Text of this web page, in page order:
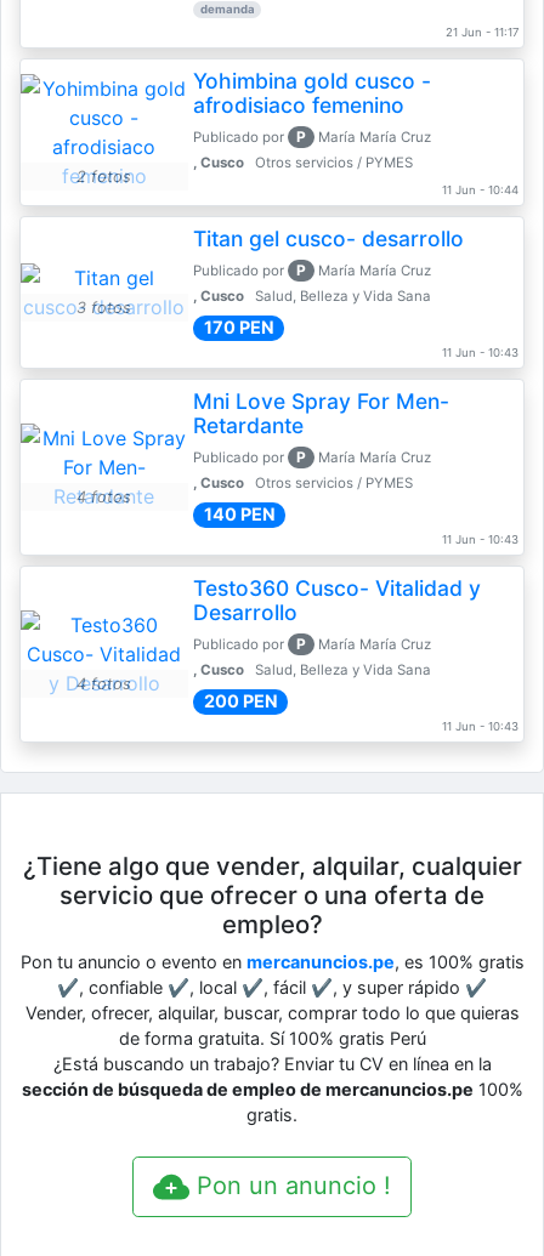
demanda
21 Jun - 11:17
2 fotos
Yohimbina gold cusco -
afrodisiaco femenino
Publicado por P
María María Cruz
, Cusco
Otros servicios / PYMES
11 Jun - 10:44
3 fotos
Titan gel cusco- desarrollo
Publicado por P
María María Cruz
, Cusco
Salud, Belleza y Vida Sana
170 PEN
11 Jun - 10:43
4 fotos
Mni Love Spray For Men-
Retardante
Publicado por P
María María Cruz
, Cusco
Otros servicios / PYMES
140 PEN
11 Jun - 10:43
4 fotos
Testo360 Cusco- Vitalidad y
Desarrollo
Publicado por P
María María Cruz
, Cusco
Salud, Belleza y Vida Sana
200 PEN
11 Jun - 10:43
¿Tiene algo que vender, alquilar, cualquier
servicio que ofrecer o una oferta de
empleo?
Pon tu anuncio o evento en mercanuncios.pe, es 100% gratis
✔, confiable ✔, local ✔, fácil ✔, y super rápido ✔
Vender, ofrecer, alquilar, buscar, comprar todo lo que quieras
de forma gratuita. Sí 100% gratis Perú
¿Está buscando un trabajo? Enviar tu CV en línea en la
sección de búsqueda de empleo de mercanuncios.pe 100%
gratis.
Pon un anuncio !